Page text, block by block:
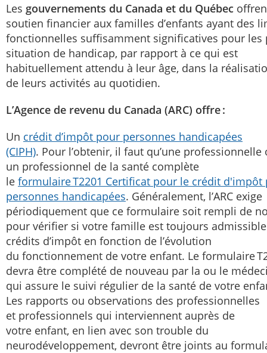
Les gouvernements du Canada et du Québec
soutien financier aux familles d’enfants ayant des
fonctionnelles suffisamment significatives pour les
situation de handicap, par rapport à ce qui est
habituellement attendu à leur âge, dans la
de leurs activités au quotidien.
L’Agence de revenu du Canada (ARC) offre :
Un crédit d’impôt pour personnes handicapées
(CIPH). Pour l’obtenir, il faut qu’une professionnelle
un professionnel de la santé complète
le formulaire T2201 Certificat pour le crédit d'impôt
personnes handicapées. Généralement, l’ARC exige
périodiquement que ce formulaire soit rempli de
pour vérifier si votre famille est toujours
crédits d’impôt en fonction de l’évolution
du fonctionnement de votre enfant. Le formulaire
devra être complété de nouveau par la ou le
qui assure le suivi régulier de la santé de votre
Les rapports ou observations des professionnelles
et professionnels qui interviennent auprès de
votre enfant, en lien avec son trouble du
neurodéveloppement, devront être joints au